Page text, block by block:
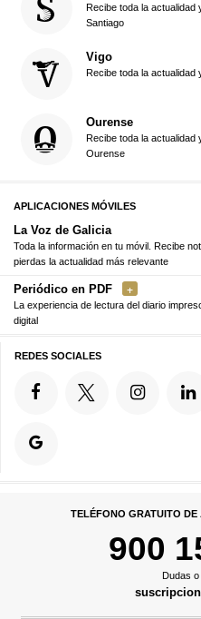
Recibe toda la
Santiago
Vigo
Recibe toda la
Ourense
Recibe toda la
Ourense
APLICACIONES MÓVILES
La Voz de Galicia
Toda la información en tu móvil. Recibe
pierdas la actualidad más relevante
Periódico en PDF
La experiencia de lectura del diario
digital
REDES SOCIALES
TELÉFONO GRATUITO
900
Dudas